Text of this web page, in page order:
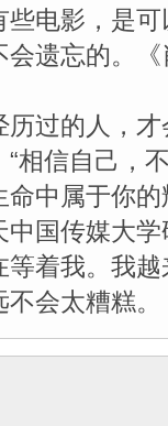
电影，是
遗忘的。
过的人，
相信自己，
中属于你的
国传媒大
着我。我越
会太糟糕。